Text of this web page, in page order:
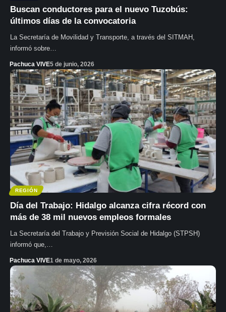
Buscan conductores para el nuevo Tuzobús:
últimos días de la convocatoria
La Secretaría de Movilidad y Transporte, a través del SITMAH,
informó sobre…
Pachuca VIVE5 de junio, 2026
REGIÓN
Día del Trabajo: Hidalgo alcanza cifra récord con
más de 38 mil nuevos empleos formales
La Secretaría del Trabajo y Previsión Social de Hidalgo (STPSH)
informó que,…
Pachuca VIVE1 de mayo, 2026